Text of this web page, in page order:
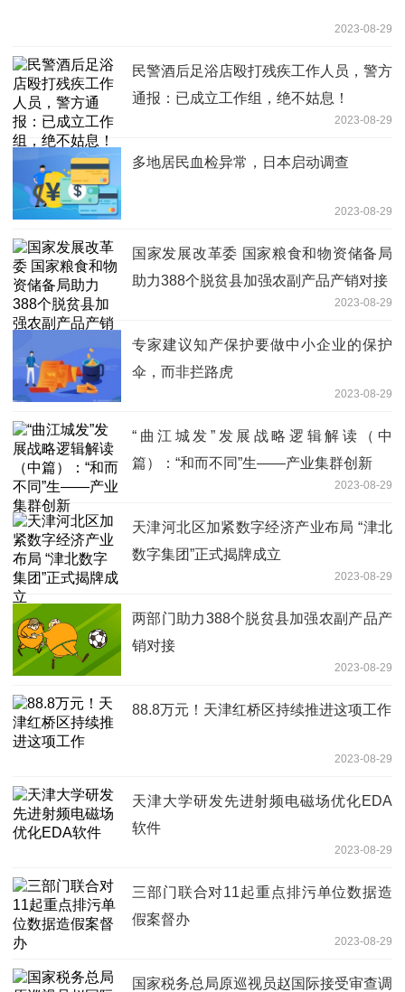
2023-08-29
民警酒后足浴店殴打残疾工作人员，警方
通报：已成立工作组，绝不姑息！
2023-08-29
多地居民血检异常，日本启动调查
2023-08-29
国家发展改革委 国家粮食和物资储备局
助力388个脱贫县加强农副产品产销对接
2023-08-29
专家建议知产保护要做中小企业的保护
伞，而非拦路虎
2023-08-29
“曲江城发”发展战略逻辑解读（中
篇）：“和而不同”生——产业集群创新
2023-08-29
天津河北区加紧数字经济产业布局 “津北
数字集团”正式揭牌成立
2023-08-29
两部门助力388个脱贫县加强农副产品产
销对接
2023-08-29
88.8万元！天津红桥区持续推进这项工作
2023-08-29
天津大学研发先进射频电磁场优化EDA
软件
2023-08-29
三部门联合对11起重点排污单位数据造
假案督办
2023-08-29
国家税务总局原巡视员赵国际接受审查调